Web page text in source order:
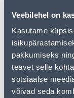
Veebilehel on
Kasutame
pakkumiseks
teavet selle
sotsiaalse
võivad seda
KATTEPLAAT
KÕLARIPESALE
SÜSINIK